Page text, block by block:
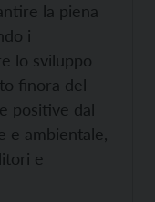
la piena
i
lo sviluppo
finora del
positive dal
e ambientale,
e